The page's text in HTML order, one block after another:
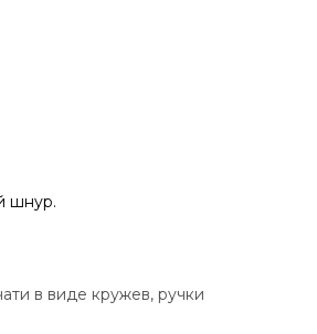
в виде кружев, ручки